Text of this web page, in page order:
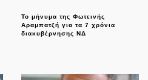
Το μήνυμα της Φωτεινής
Αραμπατζή για τα 7 χρόνια
διακυβέρνησης ΝΔ